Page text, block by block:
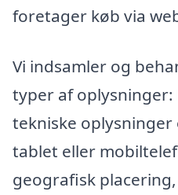
foretager køb via
Vi indsamler og
typer af oplysninger:
tekniske oplysninger
tablet eller
geografisk